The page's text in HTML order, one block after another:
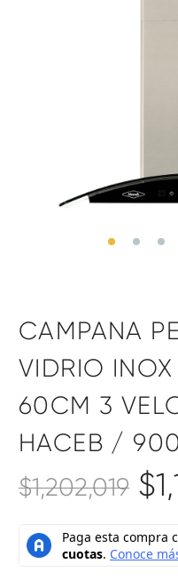
CAMPANA
VIDRIO
60CM 3
HACEB /
$1,202,019 $